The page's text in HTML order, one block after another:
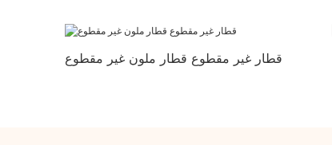
قطار غير مقطوع قطار ملون غير مقطوع